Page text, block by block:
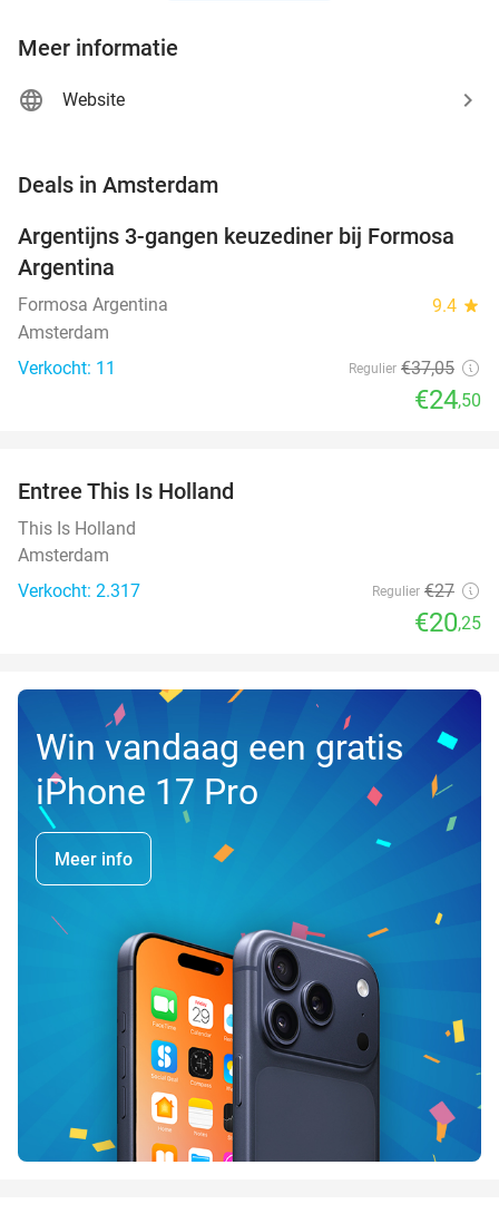
Meer informatie
Website
Deals in Amsterdam
34%
NEW
TODAY
Argentijns 3-gangen keuzediner bij Formosa
Argentina
Formosa Argentina 9.4 star
Amsterdam
Verkocht: 11
Regulier €37,05
€24,50
Entree This Is Holland
This Is Holland
Amsterdam
Verkocht: 2.317
Regulier €27
€20,25
Win vandaag een gratis
iPhone 17 Pro
Meer info